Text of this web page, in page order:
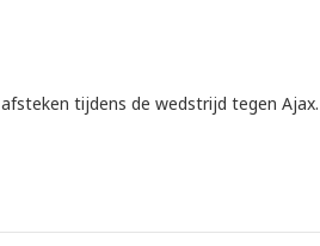
tijdens de wedstrijd tegen